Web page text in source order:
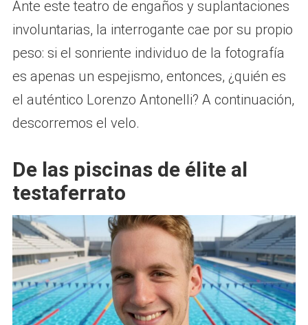
Ante este teatro de engaños y suplantaciones
involuntarias, la interrogante cae por su propio
peso: si el sonriente individuo de la fotografía
es apenas un espejismo, entonces, ¿quién es
el auténtico Lorenzo Antonelli? A continuación,
descorremos el velo.
De las piscinas de élite al
testaferrato